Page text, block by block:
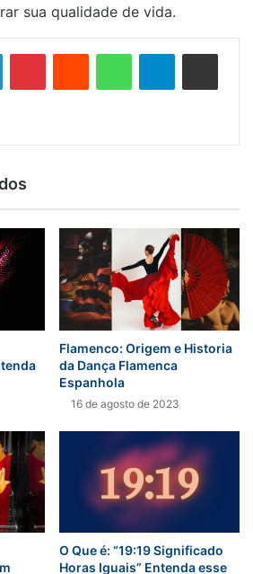
sua qualidade de vida.
LinkedinPinterestReddit WhatsAppTelegramCompartilhar via e-mail
Flamenco: Origem e Historia
da Dança Flamenca
Espanhola
16 de agosto de 2023
O Que é: “19:19 Significado
Horas Iguais” Entenda esse